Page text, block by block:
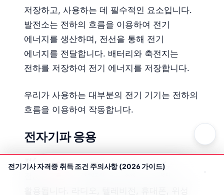
저장하고, 사용하는 데 필수적인 요소입니다.
발전소는 전하의 흐름을 이용하여 전기
에너지를 생산하며, 전선을 통해 전기
에너지를 전달합니다. 배터리와 축전지는
전하를 저장하여 전기 에너지를 저장합니다.
우리가 사용하는 대부분의 전기 기기는 전하의
흐름을 이용하여 작동합니다.
전자기파 응용
전하의 움직임은 전자기파를 발생시키고,
전기기사 자격증 취득 조건 주의사항 (2026 가이드)